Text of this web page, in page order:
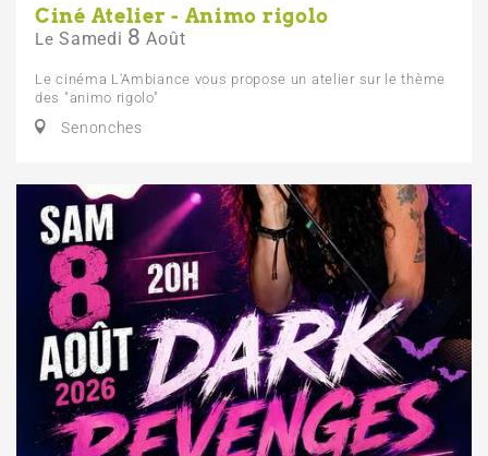
Ciné Atelier - Animo rigolo
Le Samedi 8 Août
Le cinéma L'Ambiance vous propose un atelier sur le thème
des "animo rigolo"
Senonches